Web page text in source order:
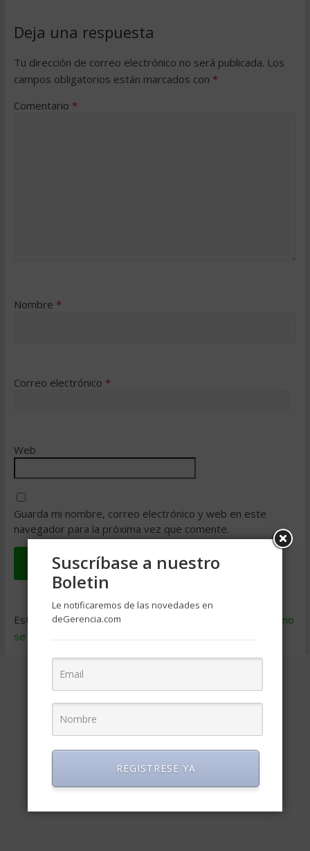
Deja una respuesta
Tu dirección de correo electrónico no será publicada. Los
campos obligatorios están marcados con *
Comentario *
Nombre *
Correo electrónico *
Web
Guarda mi nombre, correo electrónico y web en este
navegador para la próxima vez que comente.
Este sitio usa Akismet para reducir el spam.
Aprende cómo
se procesan los datos de tus comentarios
Suscríbase a nuestro
Boletin
Le notificaremos de las novedades en
deGerencia.com
REGISTRESE YA